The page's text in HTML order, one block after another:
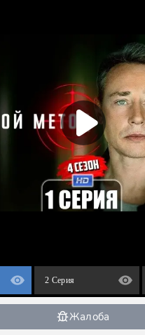
2 Серия
Жалоба